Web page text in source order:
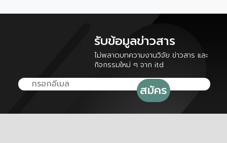
รับข้อมูลข่าวสาร
ไม่พลาดบทความงานวิจัย ข่าวสาร และ
กิจกรรมใหม่ ๆ จาก itd